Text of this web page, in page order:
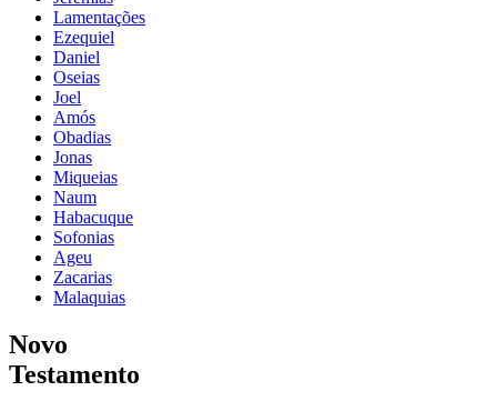
Lamentações
Ezequiel
Daniel
Oseias
Joel
Amós
Obadias
Jonas
Miqueias
Naum
Habacuque
Sofonias
Ageu
Zacarias
Malaquias
Novo
Testamento